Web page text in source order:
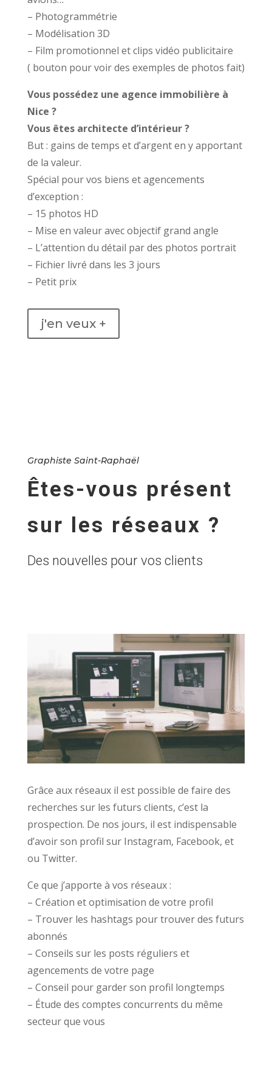
– Photogrammétrie
– Modélisation 3D
– Film promotionnel et clips vidéo publicitaire
( bouton pour voir des exemples de photos fait)
Vous possédez une agence immobilière à
Nice ?
Vous êtes architecte d’intérieur ?
But : gains de temps et d’argent en y apportant
de la valeur.
Spécial pour vos biens et agencements
d’exception :
– 15 photos HD
– Mise en valeur avec objectif grand angle
– L’attention du détail par des photos portrait
– Fichier livré dans les 3 jours
– Petit prix
j'en veux +
Graphiste Saint-Raphaël
Êtes-vous présent
sur les réseaux ?
Des nouvelles pour vos clients
Grâce aux réseaux il est possible de faire des
recherches sur les futurs clients, c’est la
prospection. De nos jours, il est indispensable
d’avoir son profil sur Instagram, Facebook, et
ou Twitter.
Ce que j’apporte à vos réseaux :
– Création et optimisation de votre profil
– Trouver les hashtags pour trouver des futurs
abonnés
– Conseils sur les posts réguliers et
agencements de votre page
– Conseil pour garder son profil longtemps
– Étude des comptes concurrents du même
secteur que vous